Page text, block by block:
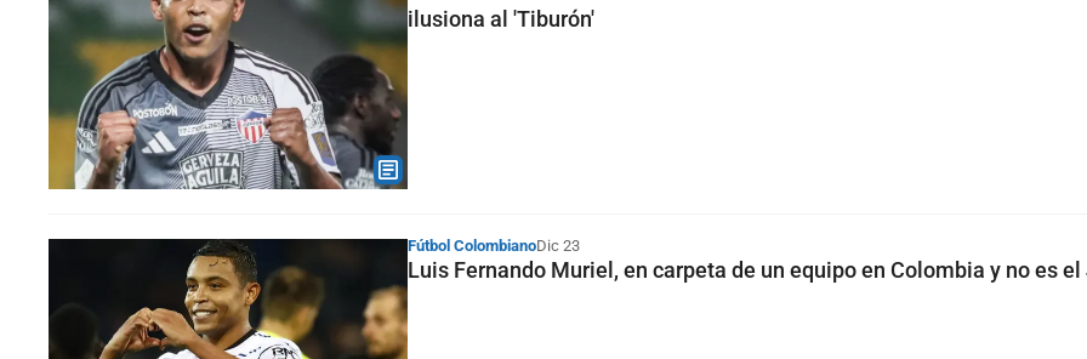
ilusiona al 'Tiburón'
Fútbol ColombianoDic 23
Luis Fernando Muriel, en carpeta de un equipo en Colombia y no es